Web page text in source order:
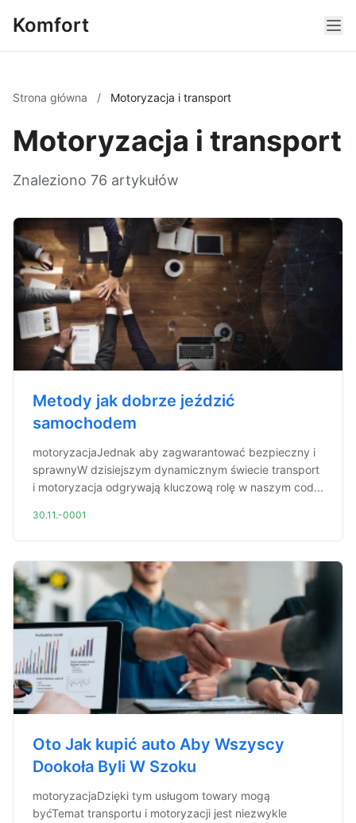
Komfort
Strona główna / Motoryzacja i transport
Motoryzacja i transport
Znaleziono 76 artykułów
Metody jak dobrze jeździć
samochodem
motoryzacjaJednak aby zagwarantować bezpieczny i
sprawnyW dzisiejszym dynamicznym świecie transport
i motoryzacja odgrywają kluczową rolę w naszym cod...
30.11.-0001
Oto Jak kupić auto Aby Wszyscy
Dookoła Byli W Szoku
motoryzacjaDzięki tym usługom towary mogą
byćTemat transportu i motoryzacji jest niezwykle